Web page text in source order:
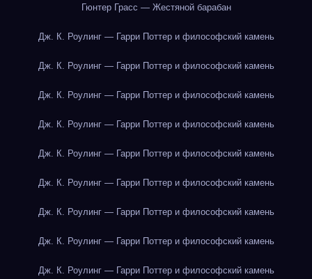
Гюнтер Грасс — Жестяной барабан
Дж. К. Роулинг — Гарри Поттер и философский камень
Дж. К. Роулинг — Гарри Поттер и философский камень
Дж. К. Роулинг — Гарри Поттер и философский камень
Дж. К. Роулинг — Гарри Поттер и философский камень
Дж. К. Роулинг — Гарри Поттер и философский камень
Дж. К. Роулинг — Гарри Поттер и философский камень
Дж. К. Роулинг — Гарри Поттер и философский камень
Дж. К. Роулинг — Гарри Поттер и философский камень
Дж. К. Роулинг — Гарри Поттер и философский камень